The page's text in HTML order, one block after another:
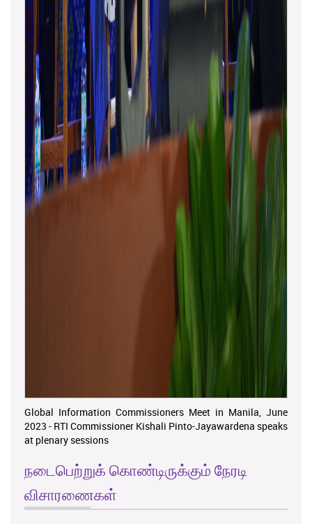
Global Information Commissioners Meet in Manila, June
2023 - RTI Commissioner Kishali Pinto-Jayawardena speaks
at plenary sessions
நடைபெற்றுக் கொண்டிருக்கும் நேரடி
விசாரணைகள்